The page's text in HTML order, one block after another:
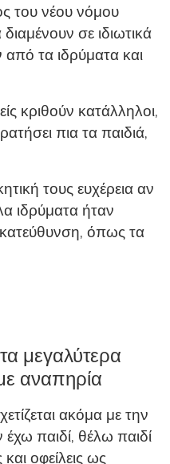
του νέου νόμου
σε ιδιωτικά
τα ιδρύματα και
κριθούν κατάλληλοι,
πια τα παιδιά,
τους ευχέρεια αν
ιδρύματα ήταν
όπως τα
μεγαλύτερα
αναπηρία
ακόμα με την
έχω παιδί, θέλω παιδί
οφείλεις ως